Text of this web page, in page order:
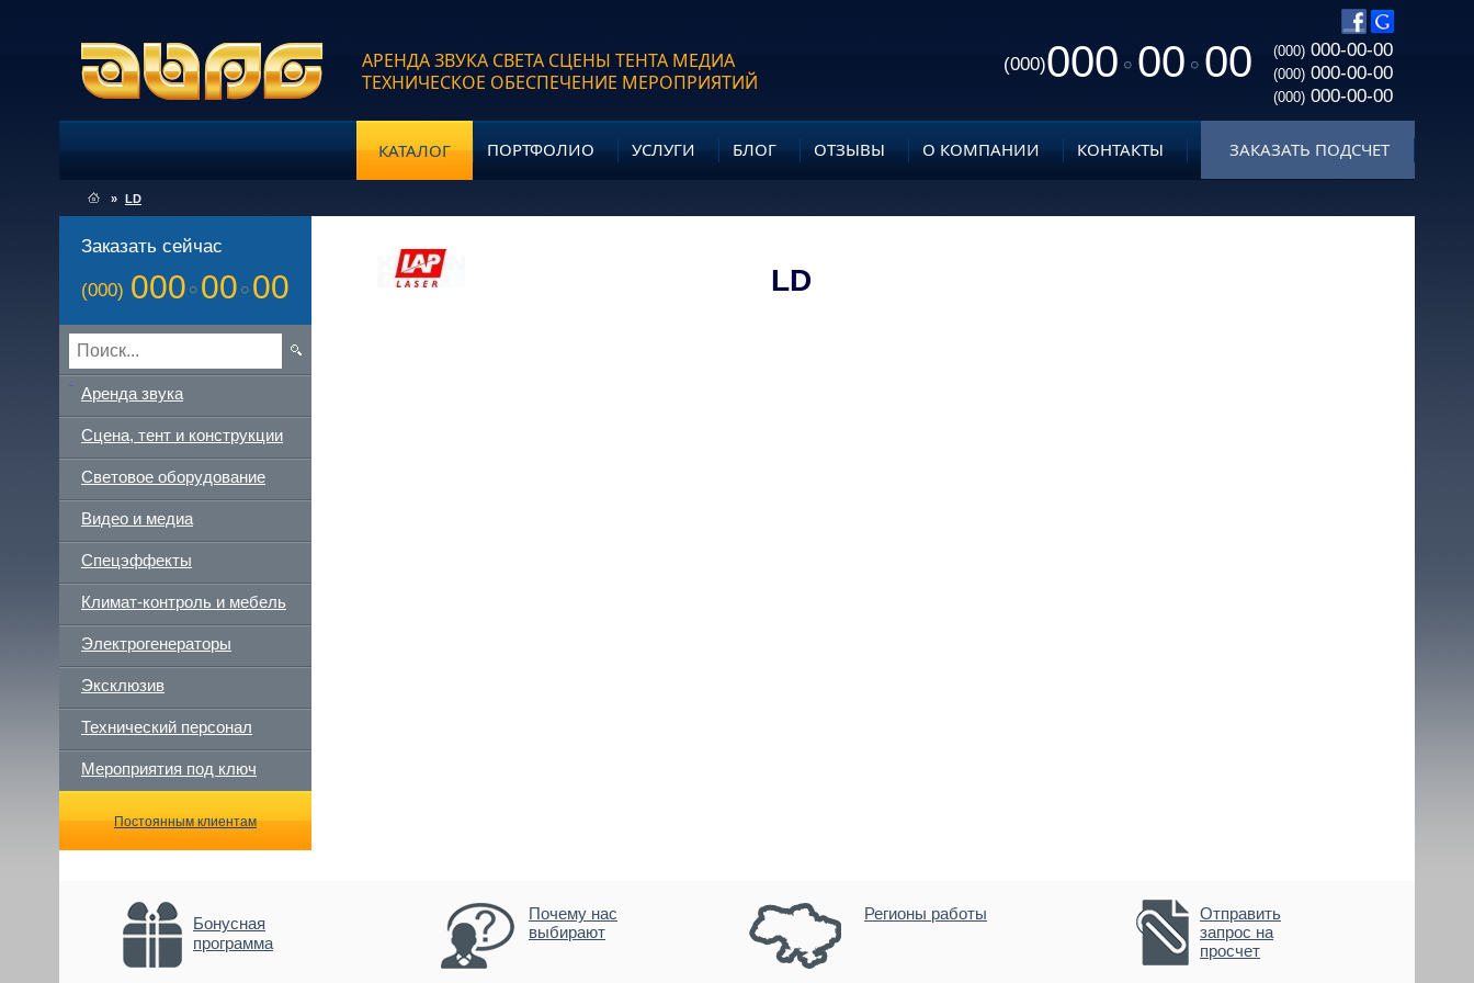
АРЕНДА ЗВУКА СВЕТА СЦЕНЫ ТЕНТА МЕДИА
ТЕХНИЧЕСКОЕ ОБЕСПЕЧЕНИЕ МЕРОПРИЯТИЙ
(000)000 00 00 (000) 000-00-00
(000) 000-00-00
(000) 000-00-00
КАТАЛОГ ПОРТФОЛИО УСЛУГИ БЛОГ ОТЗЫВЫ О КОМПАНИИ КОНТАКТЫ ЗАКАЗАТЬ ПОДСЧЕТ
» LD
Заказать сейчас
(000) 000 00 00
Аренда звука
Сцена, тент и конструкции
Световое оборудование
Видео и медиа
Спецэффекты
Климат-контроль и мебель
Электрогенераторы
Эксклюзив
Технический персонал
Мероприятия под ключ
Постоянным клиентам
LD
Бонусная
программа
Почему нас
выбирают
Регионы работы
Отправить
запрос на
просчет